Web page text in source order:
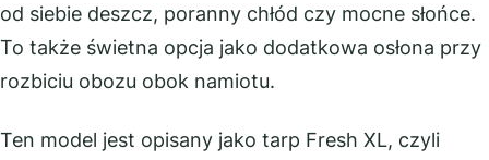
od siebie deszcz, poranny chłód czy mocne słońce.
To także świetna opcja jako dodatkowa osłona przy
rozbiciu obozu obok namiotu.
Ten model jest opisany jako tarp Fresh XL, czyli